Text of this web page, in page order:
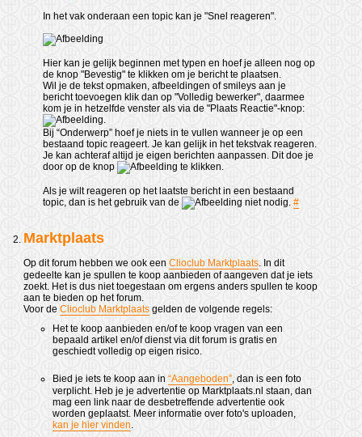
In het vak onderaan een topic kan je "Snel reageren".
Hier kan je gelijk beginnen met typen en hoef je alleen nog op
de knop "Bevestig" te klikken om je bericht te plaatsen.
Wil je de tekst opmaken, afbeeldingen of smileys aan je
bericht toevoegen klik dan op "Volledig bewerker", daarmee
kom je in hetzelfde venster als via de "Plaats Reactie"-knop:
Bij “Onderwerp” hoef je niets in te vullen wanneer je op een
bestaand topic reageert. Je kan gelijk in het tekstvak reageren.
Je kan achteraf altijd je eigen berichten aanpassen. Dit doe je
door op de knop
te klikken.
Als je wilt reageren op het laatste bericht in een bestaand
topic, dan is het gebruik van de
niet nodig. #
Marktplaats
Op dit forum hebben we ook een Clioclub Marktplaats . In dit
gedeelte kan je spullen te koop aanbieden of aangeven dat je iets
zoekt. Het is dus niet toegestaan om ergens anders spullen te koop
aan te bieden op het forum.
Voor de Clioclub Marktplaats gelden de volgende regels:
Het te koop aanbieden en/of te koop vragen van een
bepaald artikel en/of dienst via dit forum is gratis en
geschiedt volledig op eigen risico.
Bied je iets te koop aan in “Aangeboden”, dan is een foto
verplicht. Heb je je advertentie op Marktplaats.nl staan, dan
mag een link naar de desbetreffende advertentie ook
worden geplaatst. Meer informatie over foto's uploaden,
kan je hier vinden.